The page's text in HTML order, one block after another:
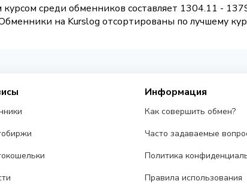
среди обменников составляет 1304.11 -
на Kurslog отсортированы по лучшему
Информация
Как совершить обмен?
Часто задаваемые
Политика
Правила использования